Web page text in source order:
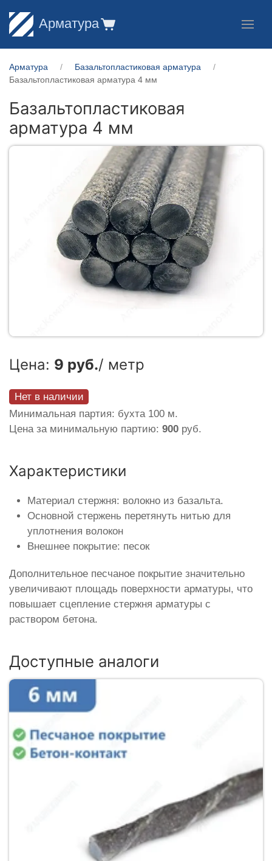
Арматура
Арматура
Базальтопластиковая арматура
Базальтопластиковая арматура 4 мм
Базальтопластиковая
арматура 4 мм
Цена: 9 руб./ метр
Нет в наличии
Минимальная партия: бухта 100 м.
Цена за минимальную партию: 900 руб.
Характеристики
Материал стержня: волокно из базальта.
Основной стержень перетянуть нитью для
уплотнения волокон
Внешнее покрытие: песок
Дополнительное песчаное покрытие значительно
увеличивают площадь поверхности арматуры, что
повышает сцепление стержня арматуры с
раствором бетона.
Доступные аналоги